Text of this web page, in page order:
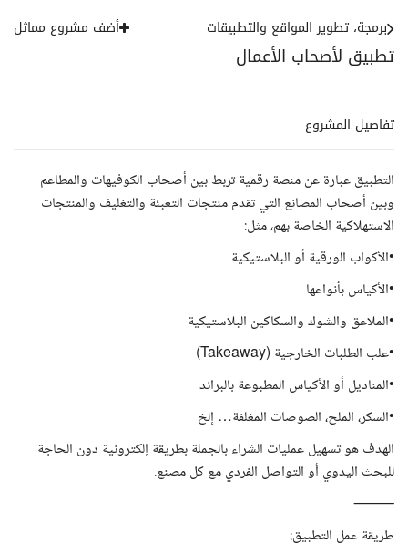
تطبيق لأصحاب الأعمال
برمجة، تطوير المواقع والتطبيقات أضف مشروع مماثل
تفاصيل المشروع
التطبيق عبارة عن منصة رقمية تربط بين أصحاب الكوفيهات والمطاعم
وبين أصحاب المصانع التي تقدم منتجات التعبئة والتغليف والمنتجات
الاستهلاكية الخاصة بهم، مثل:
•الأكواب الورقية أو البلاستيكية
•الأكياس بأنواعها
•الملاعق والشوك والسكاكين البلاستيكية
•علب الطلبات الخارجية (Takeaway)
•المناديل أو الأكياس المطبوعة بالبراند
•السكر، الملح، الصوصات المغلفة… إلخ
الهدف هو تسهيل عمليات الشراء بالجملة بطريقة إلكترونية دون الحاجة
للبحث اليدوي أو التواصل الفردي مع كل مصنع.
⸻
طريقة عمل التطبيق: